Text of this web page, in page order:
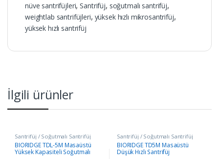
nüve santrifüjleri,Santrifüj, soğutmalı santrifüj,
weightlab santrifüjleri, yüksek hızlı mikrosantrifüj,
yüksek hızlı santrifüj
İlgili ürünler
Santrifüj / Soğutmalı Santrifüj
BIORIDGE TDL-5M Masaüstü
Yüksek Kapasiteli Soğutmalı
Santrifüj / Soğutmalı Santrifüj
BIORIDGE TD5M Masaüstü
Düşük Hızlı Santrifüj